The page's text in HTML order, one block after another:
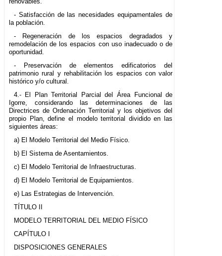
- Satisfacción de las necesidades equipamentales de
la población.
- Regeneración de los espacios degradados y
remodelación de los espacios con uso inadecuado o de
oportunidad.
- Preservación de elementos edificatorios del
patrimonio rural y rehabilitación los espacios con valor
histórico y/o cultural.
4.- El Plan Territorial Parcial del Área Funcional de
Igorre, considerando las determinaciones de las
Directrices de Ordenación Territorial y los objetivos del
propio Plan, define el modelo territorial dividido en las
siguientes áreas:
a) El Modelo Territorial del Medio Físico.
b) El Sistema de Asentamientos.
c) El Modelo Territorial de Infraestructuras.
d) El Modelo Territorial de Equipamientos.
e) Las Estrategias de Intervención.
TÍTULO II
MODELO TERRITORIAL DEL MEDIO FÍSICO
CAPÍTULO I
DISPOSICIONES GENERALES